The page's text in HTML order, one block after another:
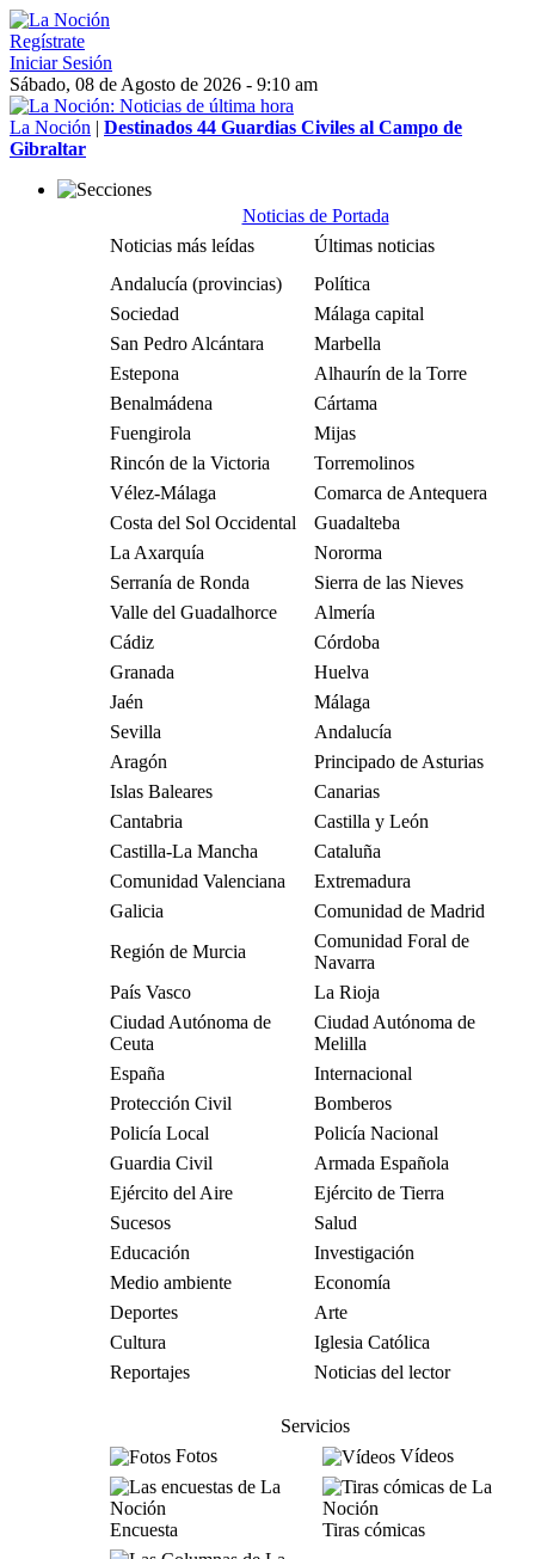
Regístrate
Iniciar Sesión
Sábado, 08 de Agosto de 2026 - 9:10 am
La Noción | Destinados 44 Guardias Civiles al Campo de
Gibraltar
Noticias de Portada
Noticias más leídas
Últimas noticias
Andalucía (provincias)
Política
Sociedad
Málaga capital
San Pedro Alcántara
Marbella
Estepona
Alhaurín de la Torre
Benalmádena
Cártama
Fuengirola
Mijas
Rincón de la Victoria
Torremolinos
Vélez-Málaga
Comarca de Antequera
Costa del Sol Occidental
Guadalteba
La Axarquía
Nororma
Serranía de Ronda
Sierra de las Nieves
Valle del Guadalhorce
Almería
Cádiz
Córdoba
Granada
Huelva
Jaén
Málaga
Sevilla
Andalucía
Aragón
Principado de Asturias
Islas Baleares
Canarias
Cantabria
Castilla y León
Castilla-La Mancha
Cataluña
Comunidad Valenciana
Extremadura
Galicia
Comunidad de Madrid
Región de Murcia
Comunidad Foral de
Navarra
País Vasco
La Rioja
Ciudad Autónoma de
Ceuta
Ciudad Autónoma de
Melilla
España
Internacional
Protección Civil
Bomberos
Policía Local
Policía Nacional
Guardia Civil
Armada Española
Ejército del Aire
Ejército de Tierra
Sucesos
Salud
Educación
Investigación
Medio ambiente
Economía
Deportes
Arte
Cultura
Iglesia Católica
Reportajes
Noticias del lector
Servicios
Fotos
Vídeos
Encuesta Tiras cómicas